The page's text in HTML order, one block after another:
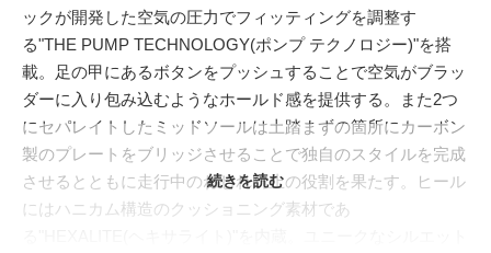
ックが開発した空気の圧力でフィッティングを調整す
る"THE PUMP TECHNOLOGY(ポンプ テクノロジー)"を搭
載。足の甲にあるボタンをプッシュすることで空気がブラッ
ダーに入り包み込むようなホールド感を提供する。また2つ
にセパレイトしたミッドソールは土踏まずの箇所にカーボン
製のプレートをブリッジさせることで独自のスタイルを完成
させるとともに走行中のねじれ防止の役割を果たす。ヒール
にはハニカム構造のクッショニング素材であ
続きを読む